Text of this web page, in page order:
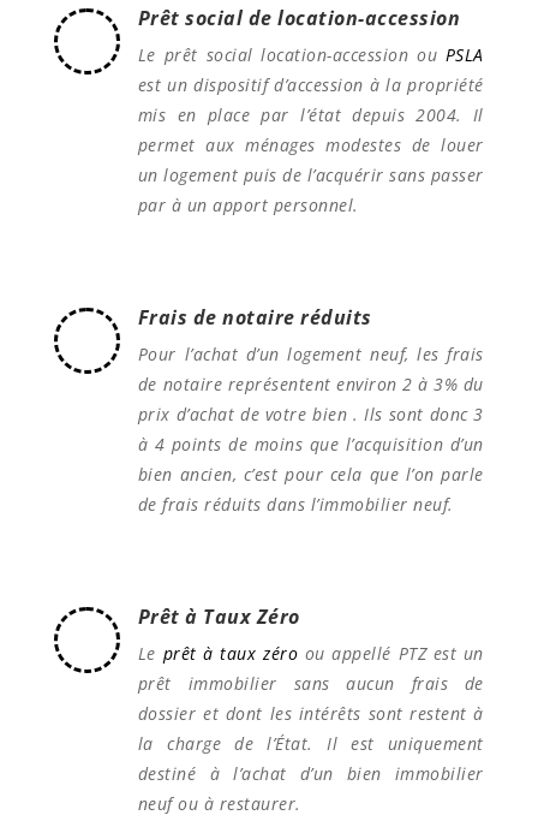
Prêt social de location-accession
Le prêt social location-accession ou PSLA
est un dispositif d’accession à la propriété
mis en place par l’état depuis 2004. Il
permet aux ménages modestes de louer
un logement puis de l’acquérir sans passer
par à un apport personnel.
Frais de notaire réduits
Pour l’achat d’un logement neuf, les frais
de notaire représentent environ 2 à 3% du
prix d’achat de votre bien . Ils sont donc 3
à 4 points de moins que l’acquisition d’un
bien ancien, c’est pour cela que l’on parle
de frais réduits dans l’immobilier neuf.
Prêt à Taux Zéro
Le prêt à taux zéro ou appellé PTZ est un
prêt immobilier sans aucun frais de
dossier et dont les intérêts sont restent à
la charge de l’État. Il est uniquement
destiné à l’achat d’un bien immobilier
neuf ou à restaurer.